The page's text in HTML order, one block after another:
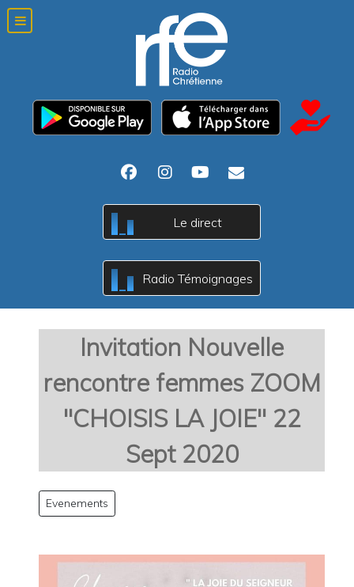
A Bc Le direct
A Bc Radio Témoignages
Invitation Nouvelle
rencontre femmes ZOOM
"CHOISIS LA JOIE" 22
Sept 2020
Evenements